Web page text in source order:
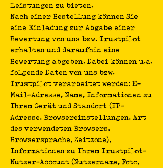
Leistungen zu bieten.
Nach einer Bestellung können Sie
eine Einladung zur Abgabe einer
Bewertung von uns bzw. Trustpilot
erhalten und daraufhin eine
Bewertung abgeben. Dabei können u.a.
folgende Daten von uns bzw.
Trustpilot verarbeitet werden: E-
Mail-Adresse, Name, Informationen zu
Ihrem Gerät und Standort (IP-
Adresse, Browsereinstellungen, Art
des verwendeten Browsers,
Browsersprache, Zeitzone),
Informationen zu Ihrem Trustpilot-
Nutzer-Account (Nutzername, Foto,